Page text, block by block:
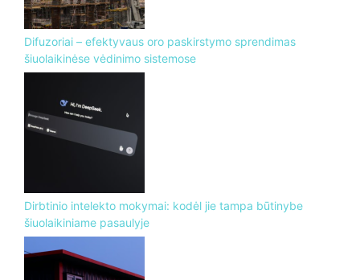
Difuzoriai – efektyvaus oro paskirstymo sprendimas
šiuolaikinėse vėdinimo sistemose
Dirbtinio intelekto mokymai: kodėl jie tampa būtinybe
šiuolaikiniame pasaulyje